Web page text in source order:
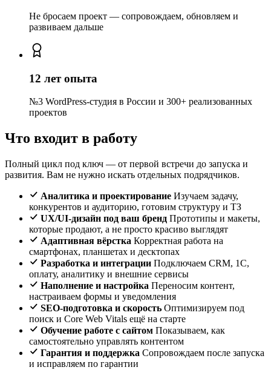
Не бросаем проект — сопровождаем, обновляем и
развиваем дальше
12 лет опыта
№3 WordPress-студия в России и 300+ реализованных
проектов
Что входит в работу
Полный цикл под ключ — от первой встречи до запуска и
развития. Вам не нужно искать отдельных подрядчиков.
Аналитика и проектирование Изучаем задачу,
конкурентов и аудиторию, готовим структуру и ТЗ
UX/UI-дизайн под ваш бренд Прототипы и макеты,
которые продают, а не просто красиво выглядят
Адаптивная вёрстка Корректная работа на
смартфонах, планшетах и десктопах
Разработка и интеграции Подключаем CRM, 1С,
оплату, аналитику и внешние сервисы
Наполнение и настройка Переносим контент,
настраиваем формы и уведомления
SEO-подготовка и скорость Оптимизируем под
поиск и Core Web Vitals ещё на старте
Обучение работе с сайтом Показываем, как
самостоятельно управлять контентом
Гарантия и поддержка Сопровождаем после запуска
и исправляем по гарантии